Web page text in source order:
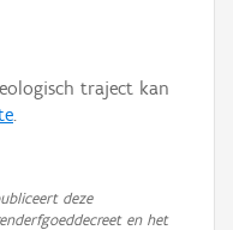
traject kan
.
deze
en het